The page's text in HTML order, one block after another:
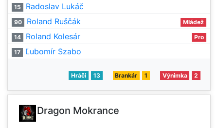
15 Radoslav Lukáč
90 Roland Ruščák Mládež
14 Roland Kolesár Pro
17 Ľubomír Szabo
Hráči 13 Brankár 1 Výnimka 2
Dragon Mokrance